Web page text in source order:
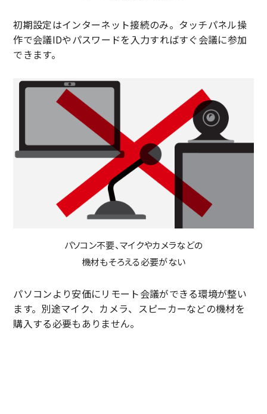
初期設定はインターネット接続のみ。タッチパネル操
作で会議IDやパスワードを入力すればすぐ会議に参加
できます。
パソコン不要、マイクやカメラなどの
機材もそろえる必要がない
パソコンより安価にリモート会議ができる環境が整い
ます。別途マイク、カメラ、スピーカーなどの機材を
購入する必要もありません。